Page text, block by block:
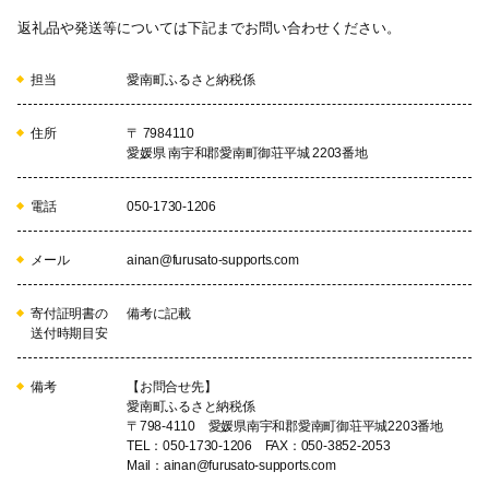
返礼品や発送等については下記までお問い合わせください。
担当 愛南町ふるさと納税係
住所
〒 7984110
愛媛県 南宇和郡愛南町御荘平城 2203番地
電話 050-1730-1206
メール ainan@furusato-supports.com
寄付証明書の
送付時期目安
備考に記載
備考
【お問合せ先】
愛南町ふるさと納税係
〒798-4110 愛媛県南宇和郡愛南町御荘平城2203番地
TEL：050-1730-1206 FAX：050-3852-2053
Mail：ainan@furusato-supports.com